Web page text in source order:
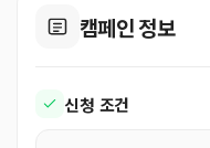
캠페인 정보
신청 조건